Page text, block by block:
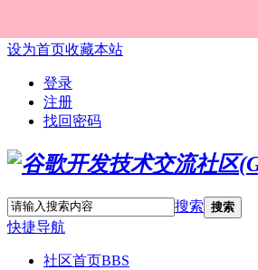
设为首页收藏本站
登录
注册
找回密码
搜索 搜索
快捷导航
社区首页BBS